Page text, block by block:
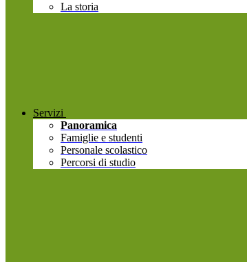
La storia
Servizi
Panoramica
Famiglie e studenti
Personale scolastico
Percorsi di studio